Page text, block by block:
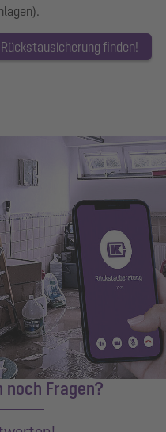
finden!
noch Fragen?